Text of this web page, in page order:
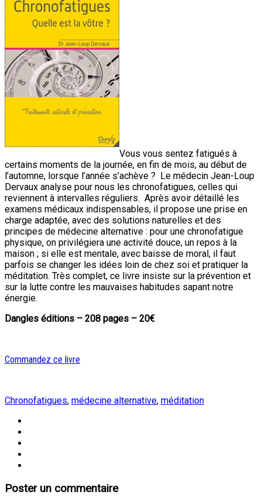
Vous vous sentez fatigués à
certains moments de la journée, en fin de mois, au début de
l’automne, lorsque l’année s’achève ? Le médecin Jean-Loup
Dervaux analyse pour nous les chronofatigues, celles qui
reviennent à intervalles réguliers. Après avoir détaillé les
examens médicaux indispensables, il propose une prise en
charge adaptée, avec des solutions naturelles et des
principes de médecine alternative : pour une chronofatigue
physique, on privilégiera une activité douce, un repos à la
maison ; si elle est mentale, avec baisse de moral, il faut
parfois se changer les idées loin de chez soi et pratiquer la
méditation. Très complet, ce livre insiste sur la prévention et
sur la lutte contre les mauvaises habitudes sapant notre
énergie.
Dangles éditions – 208 pages – 20€
Commandez ce livre
Chronofatigues, médecine alternative, méditation
Poster un commentaire